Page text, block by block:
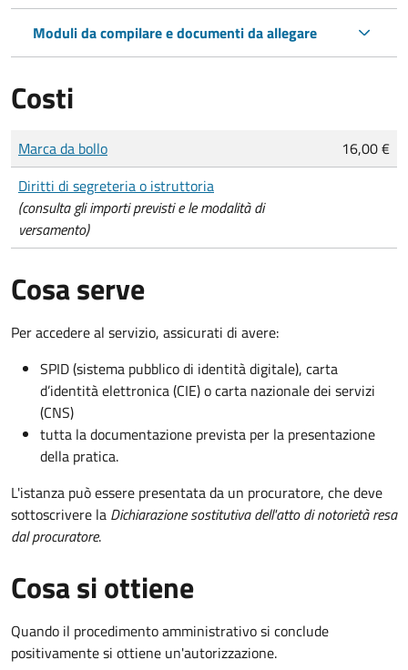
Moduli da compilare e documenti da allegare
Costi
Tipo di pagamento
Importo
Marca da bollo
16,00 €
Diritti di segreteria o istruttoria
(consulta gli importi previsti e le modalità di
versamento)
Cosa serve
Per accedere al servizio, assicurati di avere:
SPID (sistema pubblico di identità digitale), carta
d’identità elettronica (CIE) o carta nazionale dei servizi
(CNS)
tutta la documentazione prevista per la presentazione
della pratica.
L'istanza può essere presentata da un procuratore, che deve
sottoscrivere la Dichiarazione sostitutiva dell'atto di notorietà resa
dal procuratore.
Cosa si ottiene
Quando il procedimento amministrativo si conclude
positivamente si ottiene un'autorizzazione.